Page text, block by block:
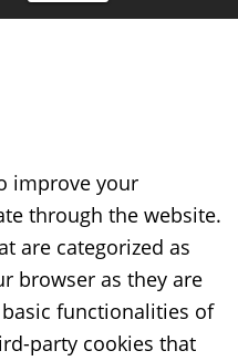
improve your
through the website.
are categorized as
browser as they are
functionalities of
party cookies that